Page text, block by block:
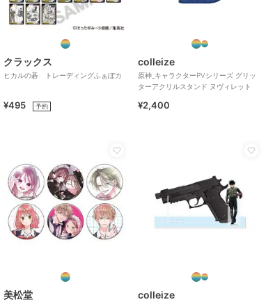
クラックス
ヒカルの碁 トレーディングふぁぼカ
¥495 予約
colleize
原神_キャラクターPVシリーズ グリッ
ターアクリルスタンド ヌヴィレット
¥2,400
美松堂 colleize